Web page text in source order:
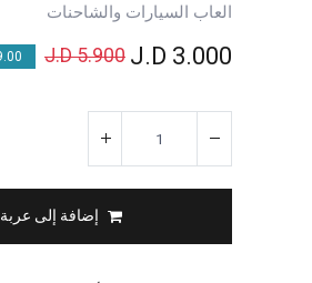
العاب السيارات والشاحنات
3.000
5.900
J.D
% OFF
إضافة إلى